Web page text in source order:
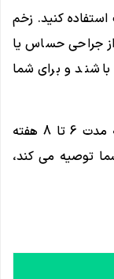
کنید. زخم
جراحی حساس یا
و برای شما
توجه داشته باشید که گن جراحی خود را به مدت 6 تا 8 هفته
توصیه می کند،